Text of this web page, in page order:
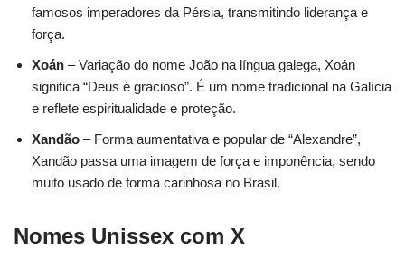
famosos imperadores da Pérsia, transmitindo liderança e
força.
Xoán – Variação do nome João na língua galega, Xoán
significa “Deus é gracioso”. É um nome tradicional na Galícia
e reflete espiritualidade e proteção.
Xandão – Forma aumentativa e popular de “Alexandre”,
Xandão passa uma imagem de força e imponência, sendo
muito usado de forma carinhosa no Brasil.
Nomes Unissex com X